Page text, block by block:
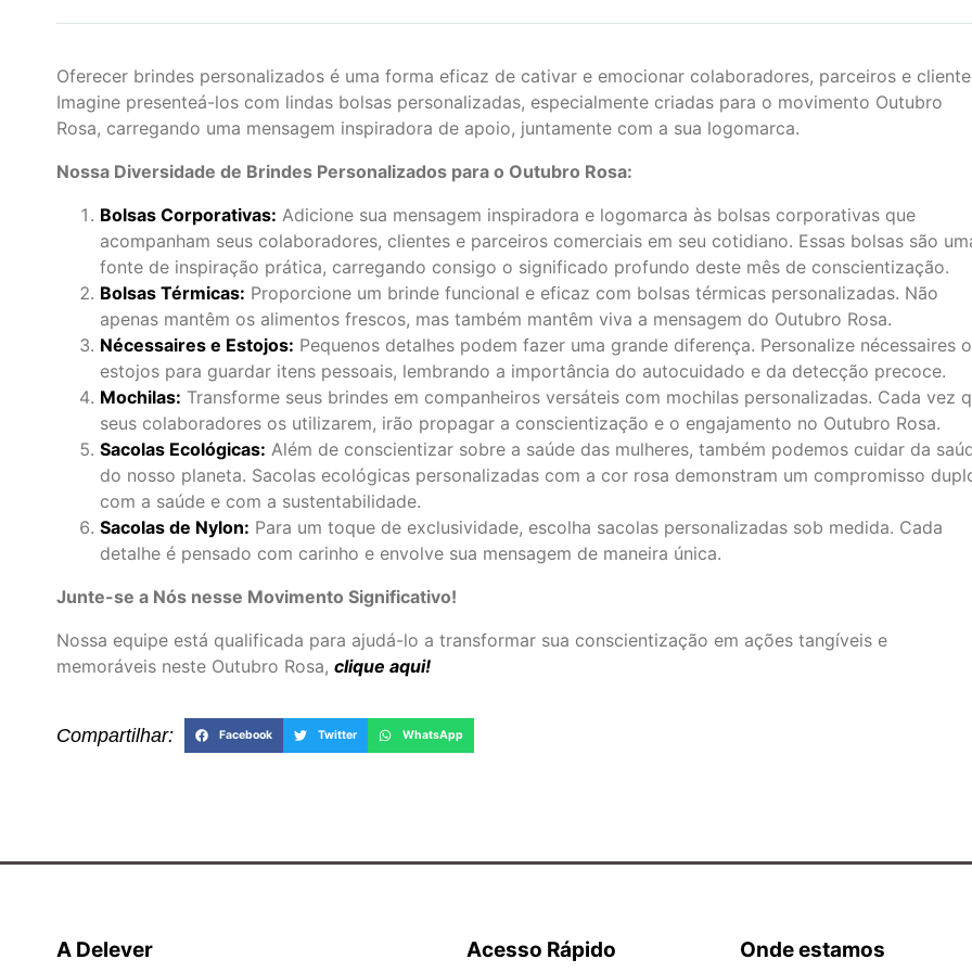
Oferecer brindes personalizados é uma forma eficaz de cativar e emocionar colaboradores, parceiros e
Imagine presenteá-los com lindas bolsas personalizadas, especialmente criadas para o movimento Outubro
Rosa, carregando uma mensagem inspiradora de apoio, juntamente com a sua logomarca.
Nossa Diversidade de Brindes Personalizados para o Outubro Rosa:
Bolsas Corporativas: Adicione sua mensagem inspiradora e logomarca às bolsas corporativas que
acompanham seus colaboradores, clientes e parceiros comerciais em seu cotidiano. Essas bolsas são
fonte de inspiração prática, carregando consigo o significado profundo deste mês de conscientização.
Bolsas Térmicas: Proporcione um brinde funcional e eficaz com bolsas térmicas personalizadas. Não
apenas mantêm os alimentos frescos, mas também mantêm viva a mensagem do Outubro Rosa.
Nécessaires e Estojos: Pequenos detalhes podem fazer uma grande diferença. Personalize nécessaires
estojos para guardar itens pessoais, lembrando a importância do autocuidado e da detecção precoce.
Mochilas: Transforme seus brindes em companheiros versáteis com mochilas personalizadas. Cada vez
seus colaboradores os utilizarem, irão propagar a conscientização e o engajamento no Outubro Rosa.
Sacolas Ecológicas: Além de conscientizar sobre a saúde das mulheres, também podemos cuidar da
do nosso planeta. Sacolas ecológicas personalizadas com a cor rosa demonstram um compromisso
com a saúde e com a sustentabilidade.
Sacolas de Nylon: Para um toque de exclusividade, escolha sacolas personalizadas sob medida. Cada
detalhe é pensado com carinho e envolve sua mensagem de maneira única.
Junte-se a Nós nesse Movimento Significativo!
Nossa equipe está qualificada para ajudá-lo a transformar sua conscientização em ações tangíveis e
memoráveis neste Outubro Rosa, clique aqui!
Compartilhar: Facebook Twitter WhatsApp
A Delever Acesso Rápido Onde estamos